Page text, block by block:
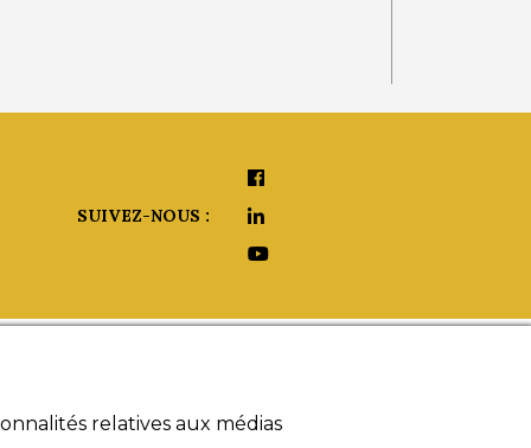
relatives aux médias
SUIVEZ-NOUS :